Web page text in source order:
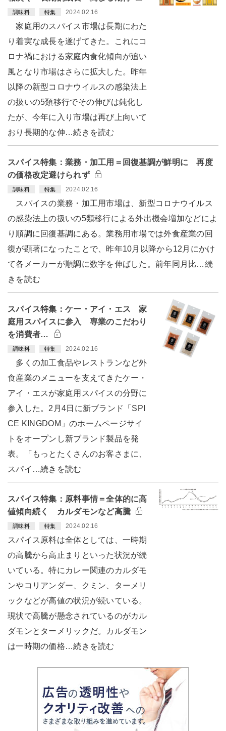
調味料 特集 2024.02.16
家庭用のスパイス市場は長期にわた
り着実な成長を遂げてきた。これにコ
ロナ禍における家庭内食化傾向が追い
風となり市場はさらに拡大した。昨年
以降の新型コロナウイルスの感染法上
の扱いの5類移行でその伸びは鈍化し
たが、今年に入り市場は再び上向いて
おり長期的な伸…続きを読む
スパイス特集：業務・加工用＝回復基調が鮮明に 再度
の価格改定避けられず
調味料 特集 2024.02.16
スパイスの業務・加工用市場は、新型コロナウイルス
の感染法上の扱いの5類移行による外出機会増加などによ
り順調に回復基調にある。業務用市場では外食産業の回
復が顕著になったことで、昨年10月以降から12月にかけ
て各メーカーが順調に数字を伸ばした。前年同月比…続
きを読む
スパイス特集：ケー・アイ・エス 家
庭用スパイスに参入 専業のこだわり
を消費者…
調味料 特集 2024.02.16
多くの加工食品やレストランなど外
食産業のメニューを支えてきたケー・
アイ・エスが家庭用スパイスの分野に
参入した。2月4日に新ブランド「SPI
CE KINGDOM」のホームページサイ
トをオープンし新ブランド製品を発
表。「もっとたくさんのお客さまに、
スパイ…続きを読む
スパイス特集：原料事情＝全体的に高
値傾向続く カルダモンなど高騰
調味料 特集 2024.02.16
スパイス原料は全体としては、一時期
の高騰から高止まりといった状況が続
いている。特にカレー関連のカルダモ
ンやコリアンダー、クミン、ターメリ
ックなどが高値の状況が続いている。
現状で高騰が懸念されているのがカル
ダモンとターメリックだ。カルダモン
は一時期の価格…続きを読む